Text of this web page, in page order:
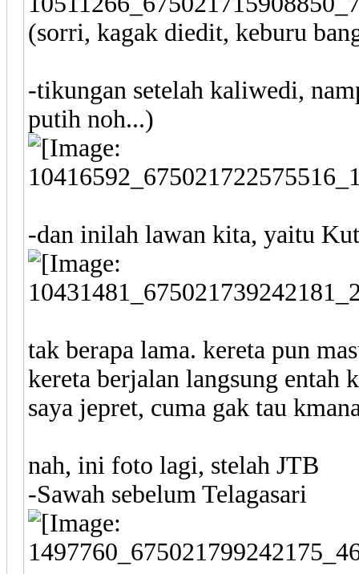
(sorri, kagak diedit, keburu
-tikungan setelah kaliwedi,
putih noh...)
-dan inilah lawan kita, yaitu
tak berapa lama. kereta pun
kereta berjalan langsung entah
saya jepret, cuma gak tau
nah, ini foto lagi, stelah JTB
-Sawah sebelum Telagasari